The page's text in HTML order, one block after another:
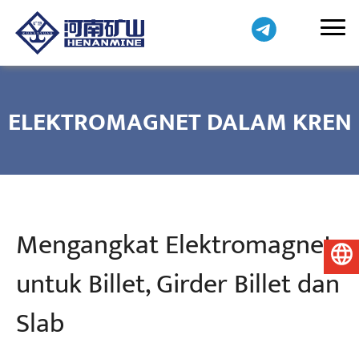
ELEKTROMAGNET DALAM KREN
Mengangkat Elektromagnet
untuk Billet, Girder Billet dan
Slab
Bahasa Melayu